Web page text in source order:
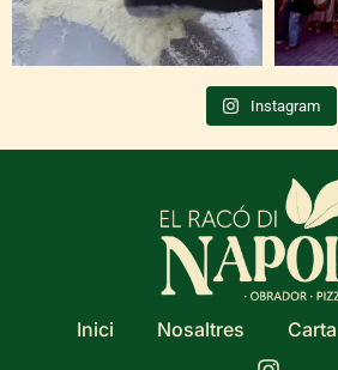
Instagram
Inici Nosaltres Carta